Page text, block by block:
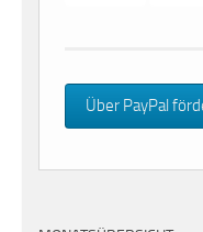
Über PayPal